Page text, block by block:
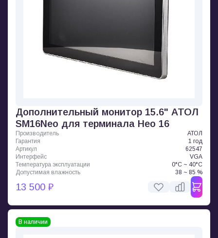
Дополнительный монитор 15.6" АТОЛ
SM16Neo для терминала Нео 16
Производитель
АТОЛ
Гарантия
1 год
Артикул
62547
Интерфейс
VGA
Температура эксплуатации
0°C ~ 40°C
Допустимая влажность
38 ~ 85 %
13 500 ₽
В наличии